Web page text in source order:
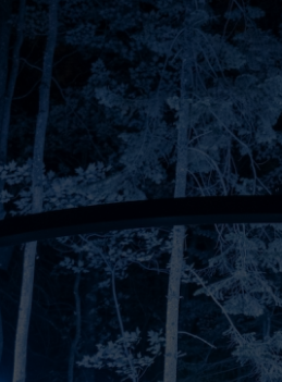
PROFESSIONNELS DES VOYAGES
DÉVELOPPEMENT DES DESTINATIONS
ÉVÉNEMENTS D’AFFAIRES
MÉDIATHÈQUE